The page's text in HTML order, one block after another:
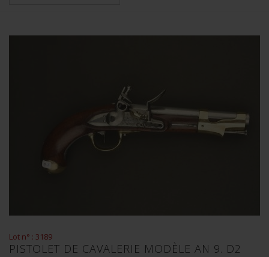
Lot n° : 3189
PISTOLET DE CAVALERIE MODÈLE AN 9. D2